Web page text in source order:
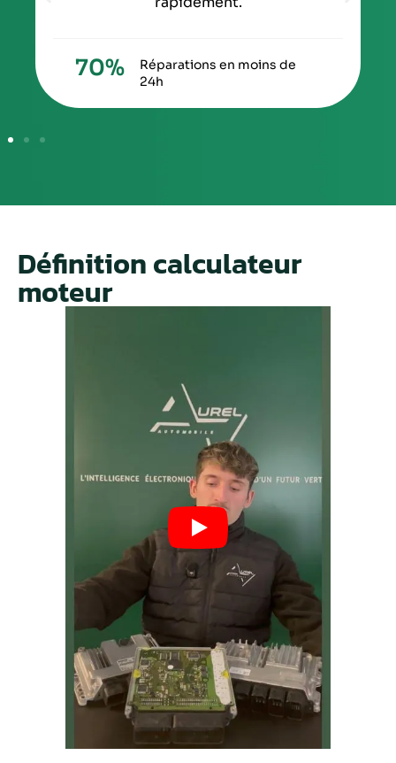
Réparations en moins de
24h
70%
Définition calculateur
moteur